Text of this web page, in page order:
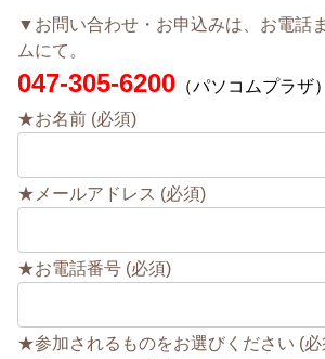
▼お問い合わせ・お申込みは、お電話
ムにて。
047-305-6200 （パソコムプラザ）
★お名前 (必須)
★メールアドレス (必須)
★お電話番号 (必須)
★参加されるものをお選びください (必